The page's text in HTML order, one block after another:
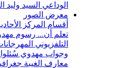
الوداعي السيد وليد
معرض الصور
أقسام المركز
تعلم أن... رسوم
التلفزيوني
وجواب مهدوي
معارف الغيبة